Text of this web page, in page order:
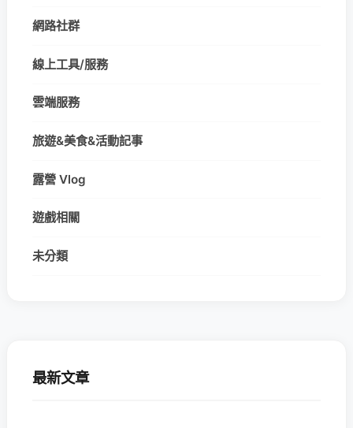
網路社群
線上工具/服務
雲端服務
旅遊&美食&活動記事
露營 Vlog
遊戲相關
未分類
最新文章